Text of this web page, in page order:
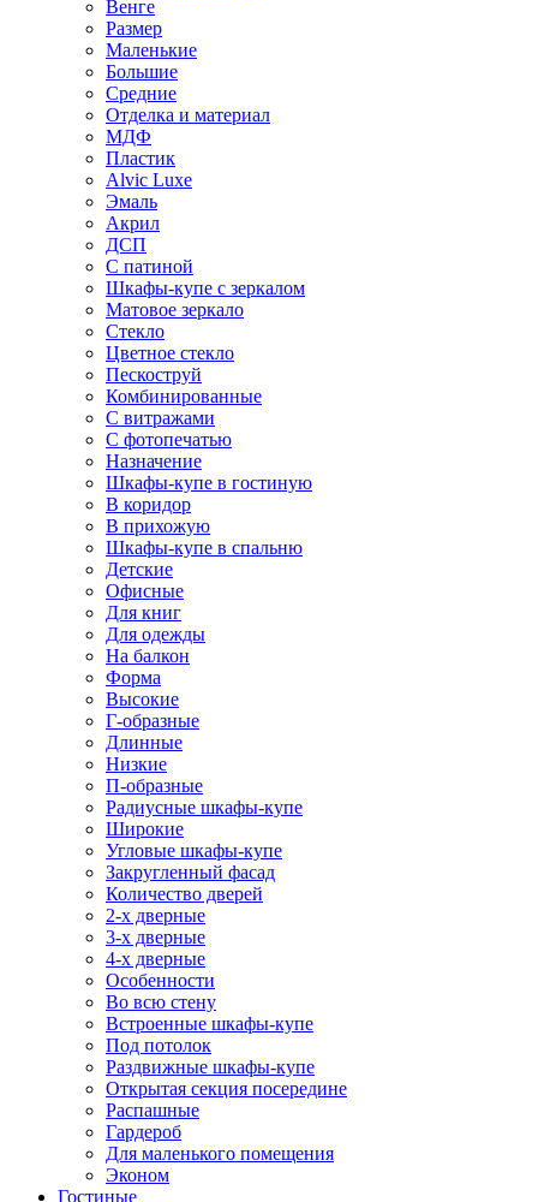
Венге
Размер
Маленькие
Большие
Средние
Отделка и материал
МДФ
Пластик
Alvic Luxe
Эмаль
Акрил
ДСП
С патиной
Шкафы-купе с зеркалом
Матовое зеркало
Стекло
Цветное стекло
Пескоструй
Комбинированные
С витражами
С фотопечатью
Назначение
Шкафы-купе в гостиную
В коридор
В прихожую
Шкафы-купе в спальню
Детские
Офисные
Для книг
Для одежды
На балкон
Форма
Высокие
Г-образные
Длинные
Низкие
П-образные
Радиусные шкафы-купе
Широкие
Угловые шкафы-купе
Закругленный фасад
Количество дверей
2-х дверные
3-х дверные
4-х дверные
Особенности
Во всю стену
Встроенные шкафы-купе
Под потолок
Раздвижные шкафы-купе
Открытая секция посередине
Распашные
Гардероб
Для маленького помещения
Эконом
Гостиные